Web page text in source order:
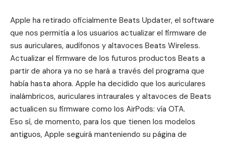
Apple ha retirado oficialmente Beats Updater, el software
que nos permitía a los usuarios actualizar el firmware de
sus auriculares, audífonos y altavoces Beats Wireless.
Actualizar el firmware de los futuros productos Beats a
partir de ahora ya no se hará a través del programa que
había hasta ahora. Apple ha decidido que los auriculares
inalámbricos, auriculares intraurales y altavoces de Beats
actualicen su firmware como los AirPods: vía OTA.
Eso sí, de momento, para los que tienen los modelos
antiguos, Apple seguirá manteniendo su página de